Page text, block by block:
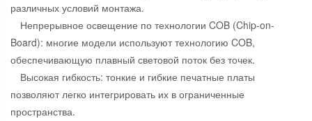
различных условий монтажа.
Непрерывное освещение по технологии COB (Chip-on-
Board): многие модели используют технологию COB,
обеспечивающую плавный световой поток без точек.
Высокая гибкость: тонкие и гибкие печатные платы
позволяют легко интегрировать их в ограниченные
пространства.